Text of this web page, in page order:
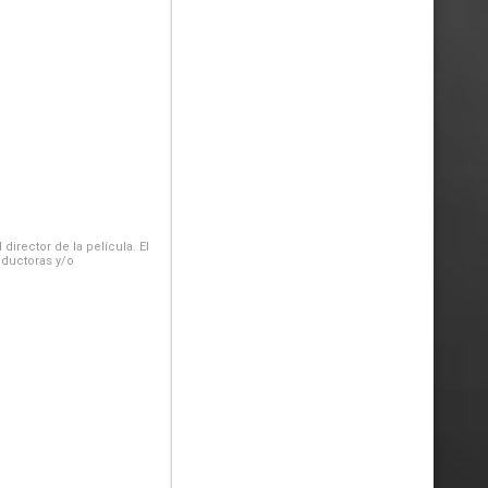
de la película. El
y/o